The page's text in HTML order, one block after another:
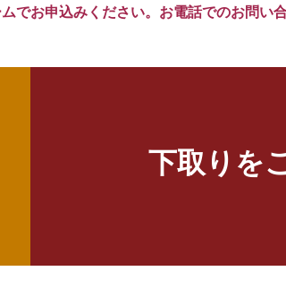
お申込みください。お電話でのお問い
下取りを